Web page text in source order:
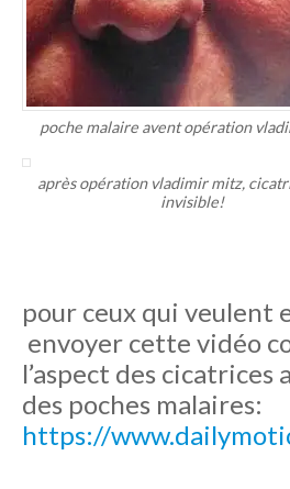
poche malaire avent opération
après opération vladimir mitz,
invisible!
pour ceux qui veulent
envoyer cette vidéo
l’aspect des
des poches malaires:
https://